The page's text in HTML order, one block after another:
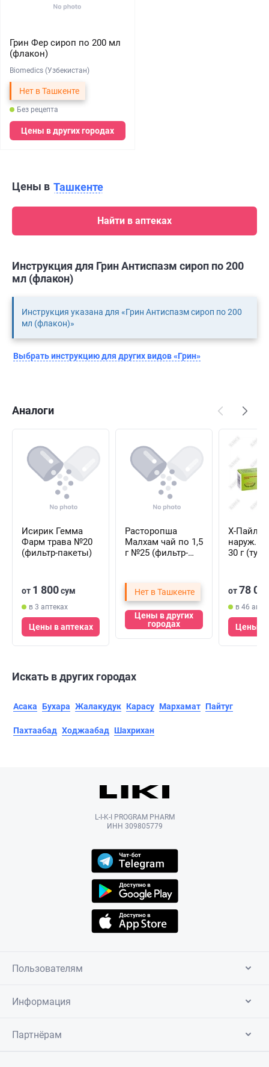
Грин Фер сироп по 200 мл
(флакон)
Biomedics (Узбекистан)
Нет в Ташкенте
Без рецепта
Цены в других городах
Цены в Ташкенте
Найти в аптеках
Инструкция для Грин Антиспазм сироп по 200
мл (флакон)
Инструкция указана для «Грин Антиспазм сироп по 200
мл (флакон)»
Выбрать инструкцию для других видов «Грин»
Аналоги
Исирик Гемма
Фарм трава №20
(фильтр-пакеты)
от 1 800сум
в 3 аптеках
Цены в аптеках
Расторопша
Малхам чай по 1,5
г №25 (фильтр-
Нет в Ташкенте
Цены в других
городах
Х-Пайлс
наруж.
30 г
от78
в 46
Цены в
Искать в других городах
Асака Бухара Жалакудук Карасу Мархамат Пайтуг
Пахтаабад Ходжаабад Шахрихан
L-I-K-I PROGRAM PHARM
ИНН 309805779
Пользователям
Информация
Партнёрам